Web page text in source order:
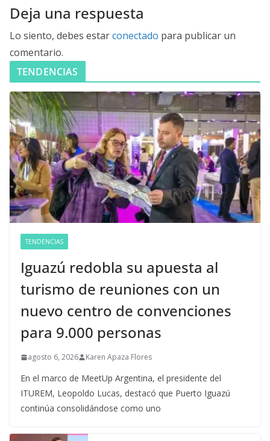
Deja una respuesta
Lo siento, debes estarconectado para publicar un
comentario.
TENDENCIAS
TENDENCIAS
Iguazú redobla su apuesta al
turismo de reuniones con un
nuevo centro de convenciones
para 9.000 personas
agosto 6, 2026 Karen Apaza Flores
En el marco de MeetUp Argentina, el presidente del
ITUREM, Leopoldo Lucas, destacó que Puerto Iguazú
continúa consolidándose como uno